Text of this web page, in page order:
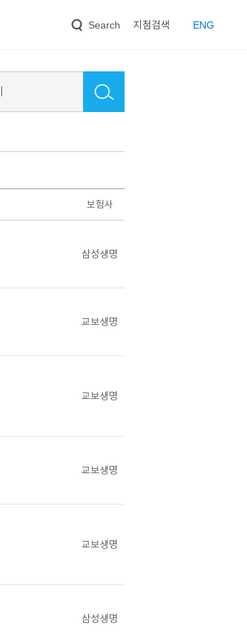
Search 지점검색 ENG
보험사
삼성생명
교보생명
교보생명
교보생명
교보생명
삼성생명